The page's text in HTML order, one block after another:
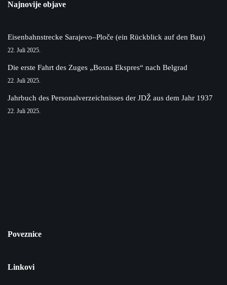
Najnovije objave
Eisenbahnstrecke Sarajevo–Ploče (ein Rückblick auf den Bau)
22. Juli 2025.
Die erste Fahrt des Zuges „Bosna Ekspres“ nach Belgrad
22. Juli 2025.
Jahrbuch des Personalverzeichnisses der JDŽ aus dem Jahr 1937
22. Juli 2025.
Poveznice
Linkovi